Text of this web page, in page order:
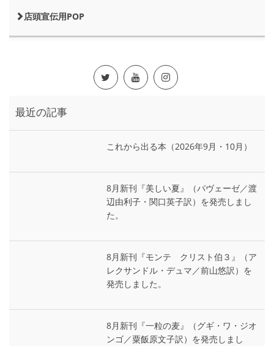
店頭宣伝用POP
最近の記事
これから出る本（2026年9月・10月）
8月新刊『美しい夏』（パヴェーゼ／渡
辺由利子・関口英子訳）を発売しまし
た。
8月新刊『モンテ゠クリスト伯３』（ア
レクサンドル・デュマ／前山悠訳）を
発売しました。
8月新刊『一粒の麦』（グギ・ワ・ジオ
ンゴ／粟飯原文子訳）を発売しまし